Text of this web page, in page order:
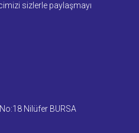
sizlerle paylaşmayı
Nilüfer BURSA